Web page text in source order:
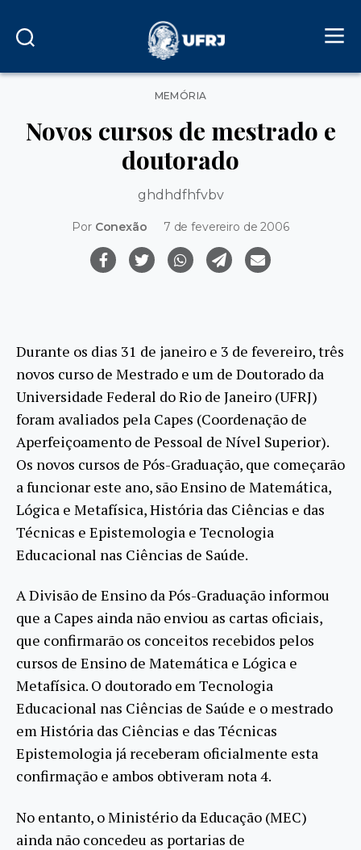
Categorias
MEMÓRIA
Novos cursos de mestrado e
doutorado
ghdhdfhfvbv
Por Conexão 7 de fevereiro de 2006
Durante os dias 31 de janeiro e 3 de fevereiro, três
novos curso de Mestrado e um de Doutorado da
Universidade Federal do Rio de Janeiro (UFRJ)
foram avaliados pela Capes (Coordenação de
Aperfeiçoamento de Pessoal de Nível Superior).
Os novos cursos de Pós-Graduação, que começarão
a funcionar este ano, são Ensino de Matemática,
Lógica e Metafísica, História das Ciências e das
Técnicas e Epistemologia e Tecnologia
Educacional nas Ciências de Saúde.
A Divisão de Ensino da Pós-Graduação informou
que a Capes ainda não enviou as cartas oficiais,
que confirmarão os conceitos recebidos pelos
cursos de Ensino de Matemática e Lógica e
Metafísica. O doutorado em Tecnologia
Educacional nas Ciências de Saúde e o mestrado
em História das Ciências e das Técnicas
Epistemologia já receberam oficialmente esta
confirmação e ambos obtiveram nota 4.
No entanto, o Ministério da Educação (MEC)
ainda não concedeu as portarias de